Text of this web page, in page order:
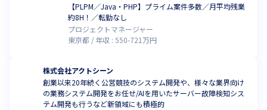
【PLPM／Java・PHP】プライム案件多数／月平均残業
約8H！／転勤なし
プロジェクトマネージャー
東京都
年収 :550-721 万円
株式会社アクトシーン
創業以来20年続く公営競技のシステム開発や、様々な業界向け
の業務システム開発をお任せ/AIを用いたサーバー故障検知シス
テム開発も行うなど新領域にも積極的